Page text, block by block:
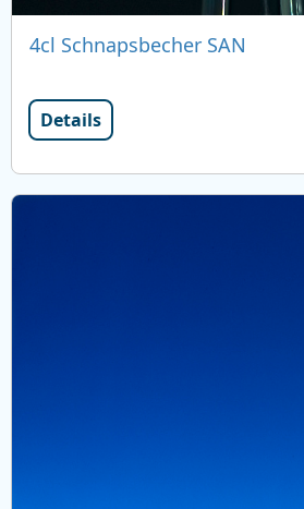
4cl Schnapsbecher SAN
Details